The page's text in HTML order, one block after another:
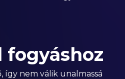
nem válik unalmassá